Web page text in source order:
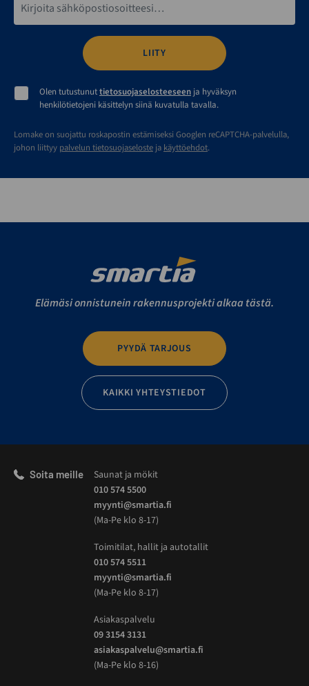
Olen tutustunuttietosuojaselosteeseen ja hyväksyn
henkilötietojeni käsittelyn siinä kuvatulla tavalla.
Lomake on suojattu roskapostin estämiseksi Googlen reCAPTCHA-palvelulla,
johon liittyy palvelun tietosuojaseloste ja käyttöehdot.
Elämäsi onnistunein rakennusprojekti alkaa tästä.
PYYDÄ TARJOUS
KAIKKI YHTEYSTIEDOT
Soita meille
Saunat ja mökit
010 574 5500
myynti@smartia.fi
(Ma-Pe klo 8-17)
Toimitilat, hallit ja autotallit
010 574 5511
myynti@smartia.fi
(Ma-Pe klo 8-17)
Asiakaspalvelu
09 3154 3131
asiakaspalvelu@smartia.fi
(Ma-Pe klo 8-16)